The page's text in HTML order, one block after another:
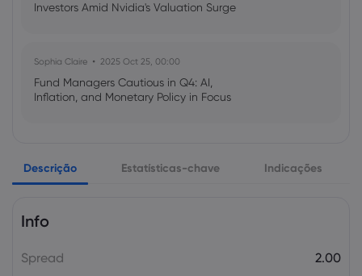
Investors Amid Nvidia's Valuation Surge
Sophia Claire 2025 Oct 25, 00:00
Fund Managers Cautious in Q4: AI,
Inflation, and Monetary Policy in Focus
US Government Shutdown Threatens
October Inflation Data Release
US-EU Relations: Russia Sanctions Unite
Descrição Estatísticas-chave Indicações
Info
Spread 2.00